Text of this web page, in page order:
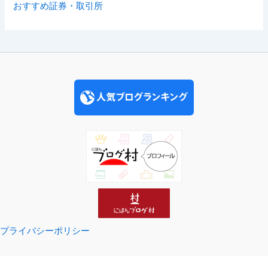
おすすめ証券・取引所
プライバシーポリシー